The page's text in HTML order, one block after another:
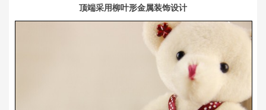
顶端采用柳叶形金属装饰设计